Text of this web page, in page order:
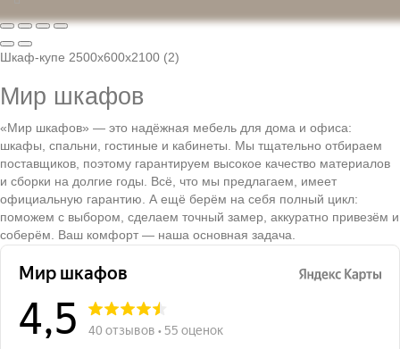
Шкаф-купе 2500x600x2100 (2)
Мир шкафов
«Мир шкафов» — это надёжная мебель для дома и офиса:
шкафы, спальни, гостиные и кабинеты. Мы тщательно отбираем
поставщиков, поэтому гарантируем высокое качество материалов
и сборки на долгие годы. Всё, что мы предлагаем, имеет
официальную гарантию. А ещё берём на себя полный цикл:
поможем с выбором, сделаем точный замер, аккуратно привезём и
соберём. Ваш комфорт — наша основная задача.